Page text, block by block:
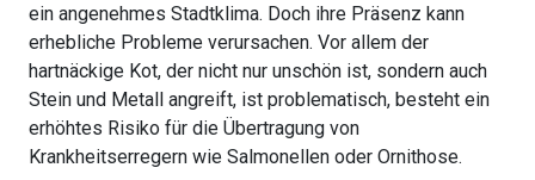
ein angenehmes Stadtklima. Doch ihre Präsenz kann
erhebliche Probleme verursachen. Vor allem der
hartnäckige Kot, der nicht nur unschön ist, sondern auch
Stein und Metall angreift, ist problematisch, besteht ein
erhöhtes Risiko für die Übertragung von
Krankheitserregern wie Salmonellen oder Ornithose.